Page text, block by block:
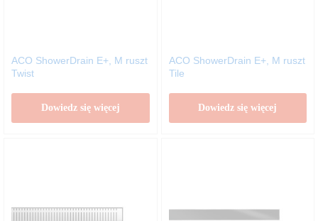
ACO ShowerDrain E+, M ruszt
Twist
Dowiedz się więcej
ACO ShowerDrain E+, M ruszt
Tile
Dowiedz się więcej